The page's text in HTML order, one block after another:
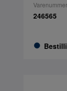
246565